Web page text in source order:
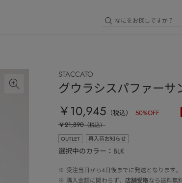
STACCATO
グウラシスパファーサ
￥10,945 （税込） 50%OFF
￥21,890（税込）
OUTLET
再入荷お知らせ
選択中のカラー：BLK
※ 受注当日から4日後までに発送となります
※ 購入金額に関わらず、 店舗受取なら送料無